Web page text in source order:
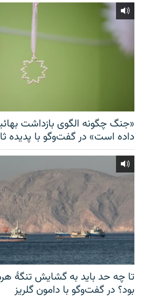
«جنگ چگونه الگوی بازداشت
داده است» در گفت‌وگو با پدیده
تا چه حد باید به گشایش تنگهٔ
بود؟ در گفت‌وگو با دامون گلریز